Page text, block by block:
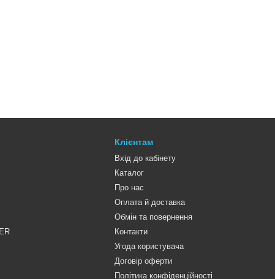
Клієнтам
Вхід до кабінету
Каталог
Про нас
Оплата й доставка
Обмін та повернення
Контакти
Угода користувача
Договір оферти
Політика конфіденційності